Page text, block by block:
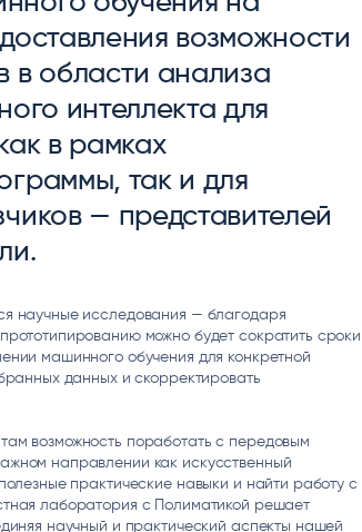
возможности
в области анализа
интеллекта для
в рамках
так и для
— представителей
научные исследования — благодаря
можно будет сократить сроки
машинного обучения для конкретной
данных и скорректировать
возможность поработать с передовым
направлении как искусственный
практические навыки и найти работу с
лаборатория с Полиматикой решает
научный и практический аспекты нашей